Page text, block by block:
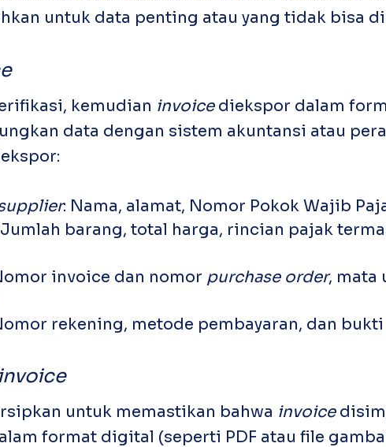
untuk data penting atau yang tidak bisa
kemudian invoice diekspor dalam
data dengan sistem akuntansi atau
: Nama, alamat, Nomor Pokok Wajib
Jumlah barang, total harga, rincian pajak
invoice dan nomor purchase order, mata
rekening, metode pembayaran, dan
invoice
untuk memastikan bahwa invoice
format digital (seperti PDF atau file